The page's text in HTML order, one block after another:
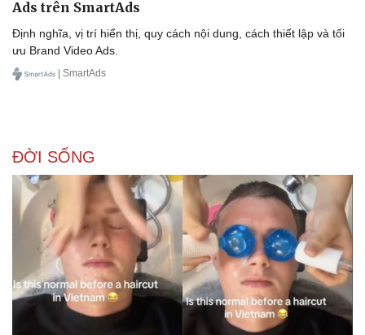
Ads trên SmartAds
Định nghĩa, vị trí hiển thị, quy cách nội dung, cách thiết lập và tối
ưu Brand Video Ads.
| SmartAds
ĐỜI SỐNG